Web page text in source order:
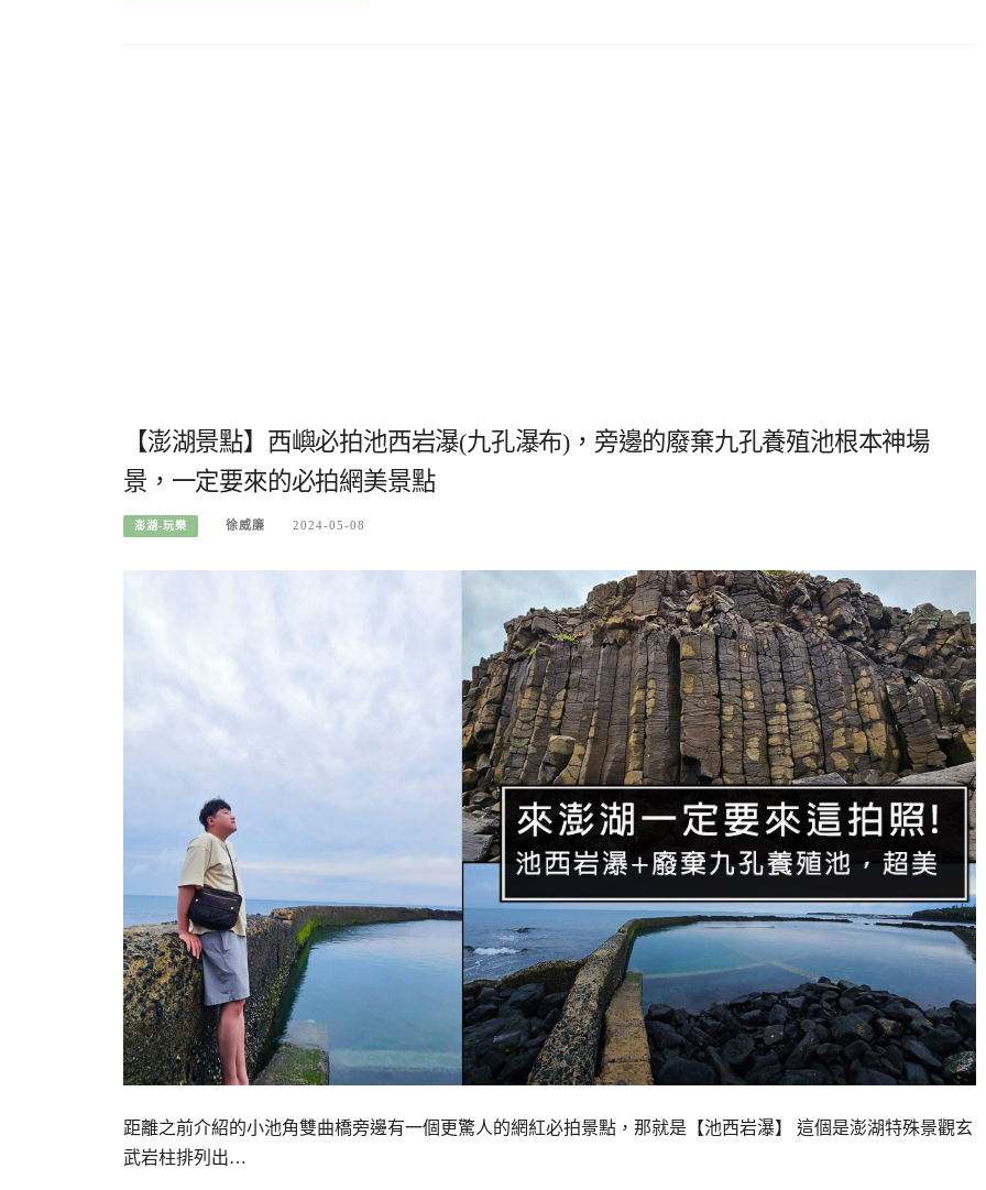
【澎湖景點】西嶼必拍池西岩瀑(九孔瀑布)，旁邊的廢棄九孔養殖池根本神場
景，一定要來的必拍網美景點
澎湖-玩樂 徐威廉 2024-05-08
距離之前介紹的小池角雙曲橋旁邊有一個更驚人的網紅必拍景點，那就是【池西岩瀑】 這個是澎湖特殊景觀玄
武岩柱排列出…